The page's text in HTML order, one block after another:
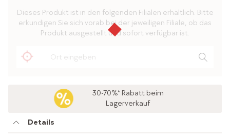
Dieses Produkt ist in den folgenden Filialen erhältlich. Bitte
erkundigen Sie sich vorab bei der jeweiligen Filiale, ob das
Produkt ausgestellt und sofort verfügbar ist.
30-70%* Rabatt beim
Lagerverkauf
Details